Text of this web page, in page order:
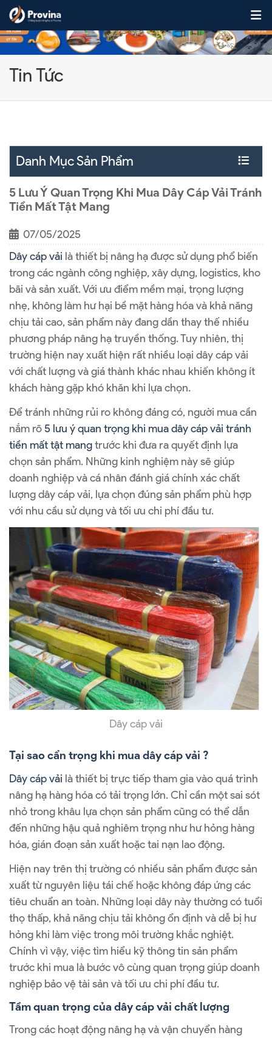
Skip to content
Tin Tức
Danh Mục Sản Phẩm
5 Lưu Ý Quan Trọng Khi Mua Dây Cáp Vải Tránh
Tiền Mất Tật Mang
07/05/2025
Dây cáp vải là thiết bị nâng hạ được sử dụng phổ biến
trong các ngành công nghiệp, xây dựng, logistics, kho
bãi và sản xuất. Với ưu điểm mềm mại, trọng lượng
nhẹ, không làm hư hại bề mặt hàng hóa và khả năng
chịu tải cao, sản phẩm này đang dần thay thế nhiều
phương pháp nâng hạ truyền thống. Tuy nhiên, thị
trường hiện nay xuất hiện rất nhiều loại dây cáp vải
với chất lượng và giá thành khác nhau khiến không ít
khách hàng gặp khó khăn khi lựa chọn.
Để tránh những rủi ro không đáng có, người mua cần
nắm rõ 5 lưu ý quan trọng khi mua dây cáp vải tránh
tiền mất tật mangtrước khi đưa ra quyết định lựa
chọn sản phẩm. Những kinh nghiệm này sẽ giúp
doanh nghiệp và cá nhân đánh giá chính xác chất
lượng dây cáp vải, lựa chọn đúng sản phẩm phù hợp
với nhu cầu sử dụng và tối ưu chi phí đầu tư.
Dây cáp vải
Tại sao cẩn trọng khi mua dây cáp vải ?
Dây cáp vải là thiết bị trực tiếp tham gia vào quá trình
nâng hạ hàng hóa có tải trọng lớn. Chỉ cần một sai sót
nhỏ trong khâu lựa chọn sản phẩm cũng có thể dẫn
đến những hậu quả nghiêm trọng như hư hỏng hàng
hóa, gián đoạn sản xuất hoặc tai nạn lao động.
Hiện nay trên thị trường có nhiều sản phẩm được sản
xuất từ nguyên liệu tái chế hoặc không đáp ứng các
tiêu chuẩn an toàn. Những loại dây này thường có tuổi
thọ thấp, khả năng chịu tải không ổn định và dễ bị hư
hỏng khi làm việc trong môi trường khắc nghiệt.
Chính vì vậy, việc tìm hiểu kỹ thông tin sản phẩm
trước khi mua là bước vô cùng quan trọng giúp doanh
nghiệp bảo vệ tài sản và tối ưu chi phí đầu tư.
Tầm quan trọng của dây cáp vải chất lượng
Trong các hoạt động nâng hạ và vận chuyển hàng